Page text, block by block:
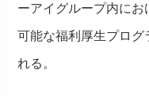
ーアイグループ内に
可能な福利厚生プログ
れる。